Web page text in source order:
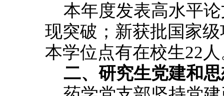
本年度发表高水平
现突破；新获批国家
本学位点有在校生22
二、研究生党建和